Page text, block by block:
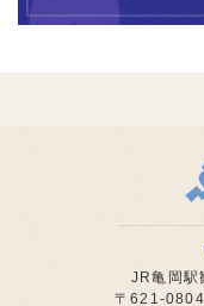
JR亀岡駅
〒621-